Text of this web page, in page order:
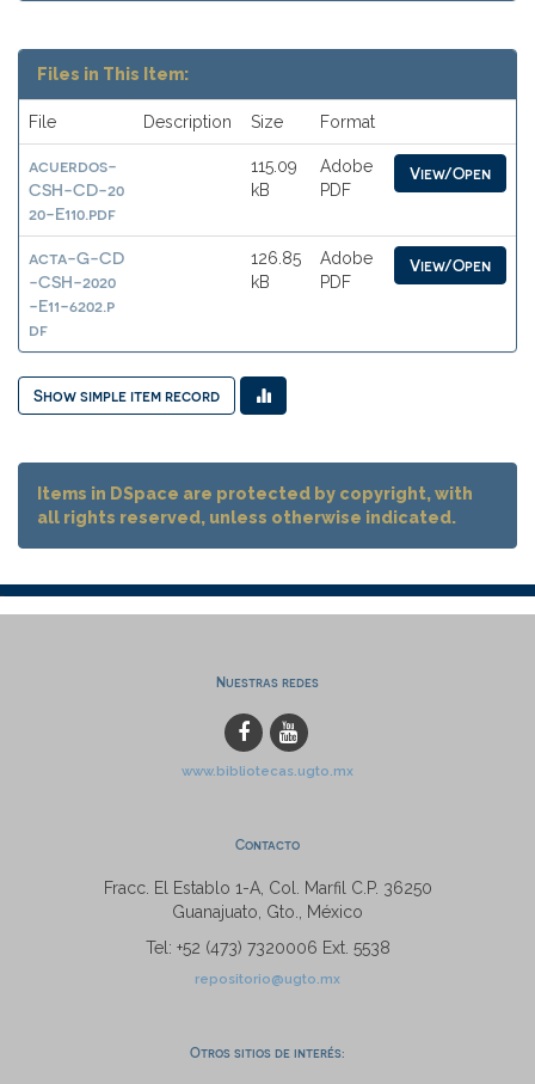
Files in This Item:
File Description Size Format
acuerdos-
CSH-CD-20
20-E110.pdf
115.09
kB
Adobe
PDF
View/Open
acta-G-CD
-CSH-2020
-E11-6202.p
df
126.85
kB
Adobe
PDF
View/Open
Show simple item record
Items in DSpace are protected by copyright, with
all rights reserved, unless otherwise indicated.
Nuestras redes
www.bibliotecas.ugto.mx
Contacto
Fracc. El Establo 1-A, Col. Marfil C.P. 36250
Guanajuato, Gto., México
Tel: +52 (473) 7320006 Ext. 5538
repositorio@ugto.mx
Otros sitios de interés: